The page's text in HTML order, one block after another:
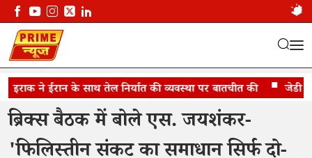
ने ईरान के साथ तेल निर्यात की व्यवस्था पर बातचीत की जेडी वैंस
फिलिस्तीन और पश्चिम एशिया संकट पर जताई चिंता
ब्रिक्स बैठक में बोले एस. जयशंकर-